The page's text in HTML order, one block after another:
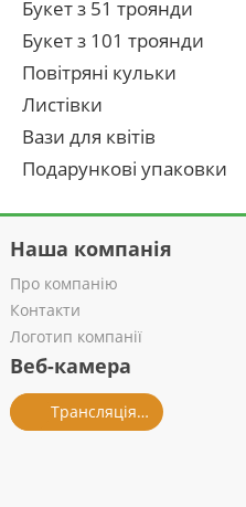
Букет з 51 троянди
Букет з 101 троянди
Повітряні кульки
Листівки
Вази для квітів
Подарункові упаковки
Наша компанія
Про компанію
Контакти
Логотип компанії
Веб-камера
Трансляція із салону